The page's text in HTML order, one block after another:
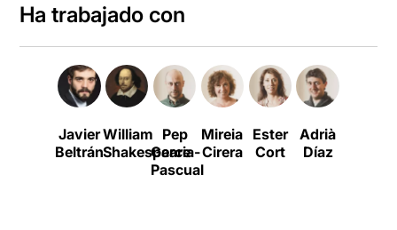
Ha trabajado con
Javier
Beltrán
William
Shakespeare
Pep
Garcia-
Pascual
Mireia
Cirera
Ester
Cort
Adrià
Díaz